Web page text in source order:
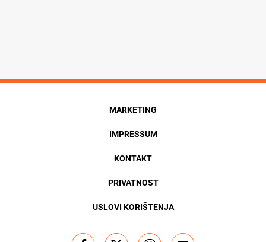
MARKETING
IMPRESSUM
KONTAKT
PRIVATNOST
USLOVI KORIŠTENJA